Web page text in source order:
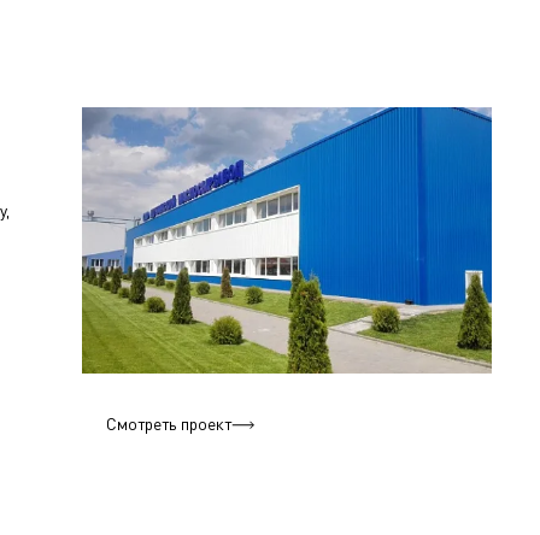
Смотреть проект